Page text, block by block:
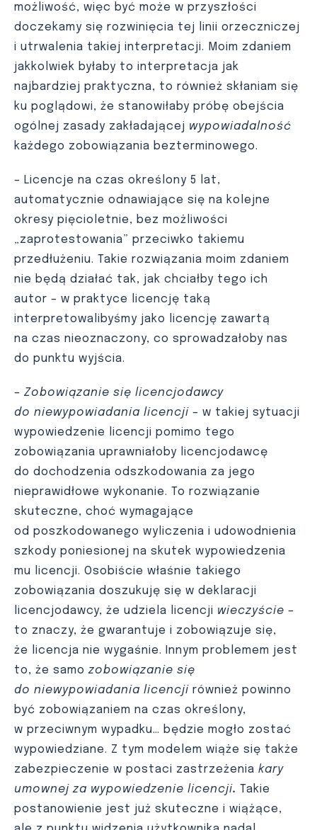
możliwość, więc być może w przyszłości
doczekamy się rozwinięcia tej linii orzeczniczej
i utrwalenia takiej interpretacji. Moim zdaniem
jakkolwiek byłaby to interpretacja jak
najbardziej praktyczna, to również skłaniam się
ku poglądowi, że stanowiłaby próbę obejścia
ogólnej zasady zakładającej wypowiadalność
każdego zobowiązania bezterminowego.
– Licencje na czas określony 5 lat,
automatycznie odnawiające się na kolejne
okresy pięcioletnie, bez możliwości
„zaprotestowania” przeciwko takiemu
przedłużeniu. Takie rozwiązania moim zdaniem
nie będą działać tak, jak chciałby tego ich
autor – w praktyce licencję taką
interpretowalibyśmy jako licencję zawartą
na czas nieoznaczony, co sprowadzałoby nas
do punktu wyjścia.
– Zobowiązanie się licencjodawcy
do niewypowiadania licencji – w takiej sytuacji
wypowiedzenie licencji pomimo tego
zobowiązania uprawniałoby licencjodawcę
do dochodzenia odszkodowania za jego
nieprawidłowe wykonanie. To rozwiązanie
skuteczne, choć wymagające
od poszkodowanego wyliczenia i udowodnienia
szkody poniesionej na skutek wypowiedzenia
mu licencji. Osobiście właśnie takiego
zobowiązania doszukuję się w deklaracji
licencjodawcy, że udziela licencji wieczyście –
to znaczy, że gwarantuje i zobowiązuje się,
że licencja nie wygaśnie. Innym problemem jest
to, że samozobowiązanie się
do niewypowiadania licencji również powinno
być zobowiązaniem na czas określony,
w przeciwnym wypadku… będzie mogło zostać
wypowiedziane. Z tym modelem wiąże się także
zabezpieczenie w postaci zastrzeżenia kary
umownej za wypowiedzenie licencji. Takie
postanowienie jest już skuteczne i wiążące,